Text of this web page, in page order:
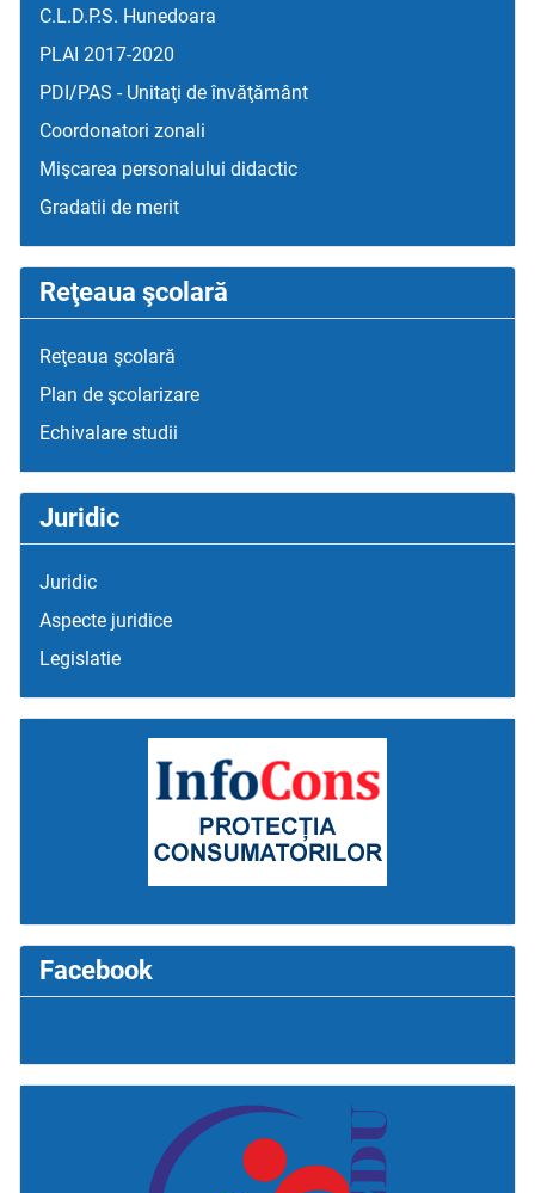
C.L.D.P.S. Hunedoara
PLAI 2017-2020
PDI/PAS - Unitaţi de învăţământ
Coordonatori zonali
Mişcarea personalului didactic
Gradatii de merit
Reţeaua şcolară
Reţeaua şcolară
Plan de şcolarizare
Echivalare studii
Juridic
Juridic
Aspecte juridice
Legislatie
Facebook